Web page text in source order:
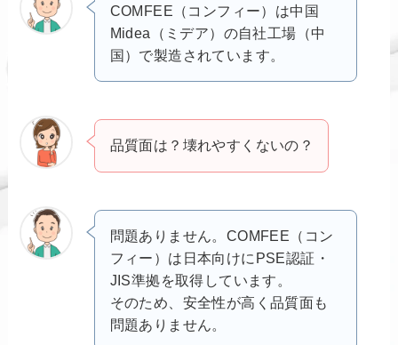
COMFEE（コンフィー）は中国
Midea（ミデア）の自社工場（中
国）で製造されています。
品質面は？壊れやすくないの？
問題ありません。COMFEE（コン
フィー）は日本向けにPSE認証・
JIS準拠を取得しています。
そのため、安全性が高く品質面も
問題ありません。